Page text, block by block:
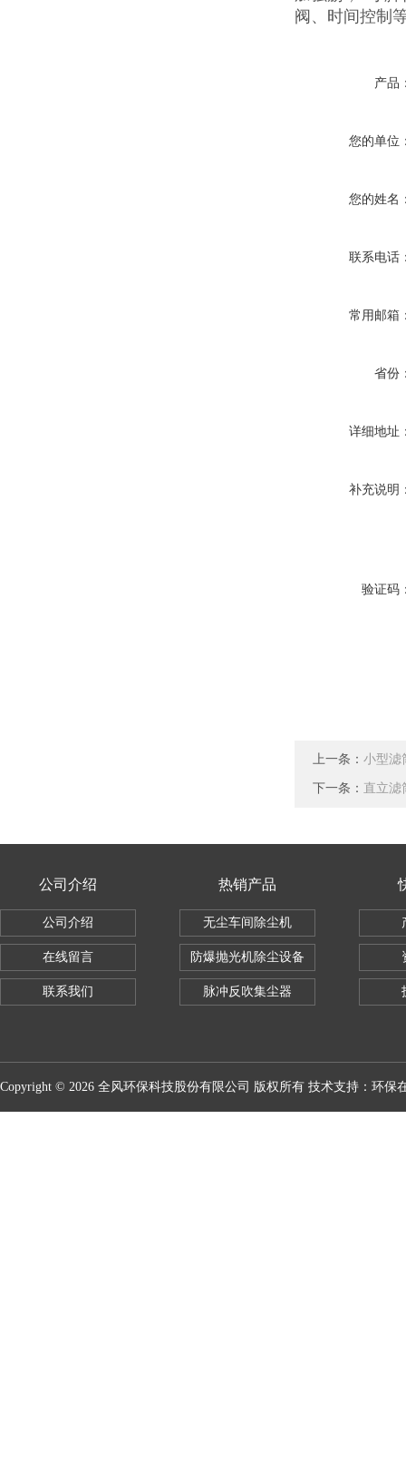
阀、时间控制
产品
您的单位
您的姓名
联系电话
常用邮箱
省份
详细地址
补充说明
验证码
上一条： 小型滤
下一条： 直立滤
公司介绍
公司介绍
在线留言
联系我们
热销产品
无尘车间除尘机
防爆抛光机除尘设备
脉冲反吹集尘器
Copyright © 2026 全风环保科技股份有限公司 版权所有 技术支持： 环保